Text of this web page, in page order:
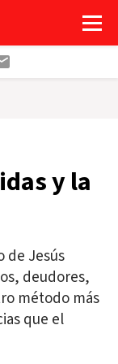
y la
de Jesús
deudores,
método más
que el